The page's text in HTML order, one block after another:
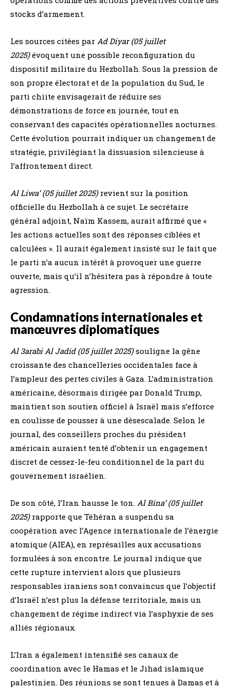
stocks d’armement.
Les sources citées par Ad Diyar (05 juillet
2025)évoquent une possible reconfiguration du
dispositif militaire du Hezbollah. Sous la pression de
son propre électorat et de la population du Sud, le
parti chiite envisagerait de réduire ses
démonstrations de force en journée, tout en
conservant des capacités opérationnelles nocturnes.
Cette évolution pourrait indiquer un changement de
stratégie, privilégiant la dissuasion silencieuse à
l’affrontement direct.
Al Liwa’ (05 juillet 2025)revient sur la position
officielle du Hezbollah à ce sujet. Le secrétaire
général adjoint, Naïm Kassem, aurait affirmé que «
les actions actuelles sont des réponses ciblées et
calculées ». Il aurait également insisté sur le fait que
le parti n’a aucun intérêt à provoquer une guerre
ouverte, mais qu’il n’hésitera pas à répondre à toute
agression.
Condamnations internationales et
manœuvres diplomatiques
Al 3arabi Al Jadid (05 juillet 2025)souligne la gêne
croissante des chancelleries occidentales face à
l’ampleur des pertes civiles à Gaza. L’administration
américaine, désormais dirigée par Donald Trump,
maintient son soutien officiel à Israël mais s’efforce
en coulisse de pousser à une désescalade. Selon le
journal, des conseillers proches du président
américain auraient tenté d’obtenir un engagement
discret de cessez-le-feu conditionnel de la part du
gouvernement israélien.
De son côté, l’Iran hausse le ton. Al Bina’ (05 juillet
2025)rapporte que Téhéran a suspendu sa
coopération avec l’Agence internationale de l’énergie
atomique (AIEA), en représailles aux accusations
formulées à son encontre. Le journal indique que
cette rupture intervient alors que plusieurs
responsables iraniens sont convaincus que l’objectif
d’Israël n’est plus la défense territoriale, mais un
changement de régime indirect via l’asphyxie de ses
alliés régionaux.
L’Iran a également intensifié ses canaux de
coordination avec le Hamas et le Jihad islamique
palestinien. Des réunions se sont tenues à Damas et à